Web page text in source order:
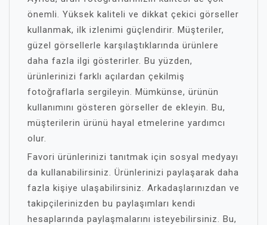
önemli. Yüksek kaliteli ve dikkat çekici görseller
kullanmak, ilk izlenimi güçlendirir. Müşteriler,
güzel görsellerle karşılaştıklarında ürünlere
daha fazla ilgi gösterirler. Bu yüzden,
ürünlerinizi farklı açılardan çekilmiş
fotoğraflarla sergileyin. Mümkünse, ürünün
kullanımını gösteren görseller de ekleyin. Bu,
müşterilerin ürünü hayal etmelerine yardımcı
olur.
Favori ürünlerinizi tanıtmak için sosyal medyayı
da kullanabilirsiniz. Ürünlerinizi paylaşarak daha
fazla kişiye ulaşabilirsiniz. Arkadaşlarınızdan ve
takipçilerinizden bu paylaşımları kendi
hesaplarında paylaşmalarını isteyebilirsiniz. Bu,